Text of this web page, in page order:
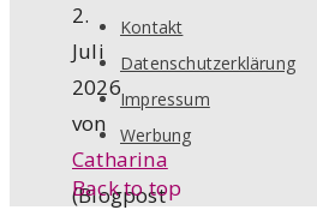
2.
Juli
2026
von
Catharina
(Blogpost
Kontakt
Datenschutzerklärung
Impressum
Werbung
Back to top